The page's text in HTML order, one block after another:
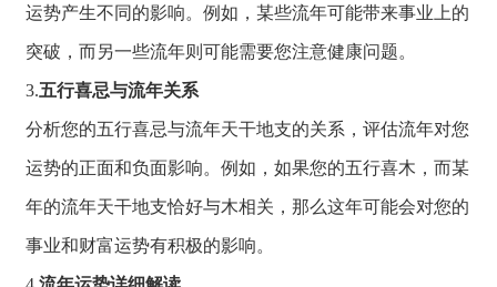
运势产生不同 的影响。 例如， 某些流年可能带来事业上的
突破， 而另一些流年则可 能需要您注意健康问题。
3.五行喜忌与流年关系
分析您的五行喜忌与流年天干地支的关系， 评估流年对您
运势的正面和负面影响。 例如， 如果您的五行喜木， 而某
年的流年天干地支恰好与木相关 ， 那么这年可能会对您的
事业和财富运势有积极的影响。